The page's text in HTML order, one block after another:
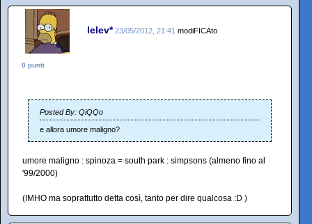
lelev* 23/05/2012, 21:41 modiFICAto
0 punti
Posted By: QiQQo
e allora umore maligno?
umore maligno : spinoza = south park : simpsons (almeno fino al
'99/2000)
(IMHO ma soprattutto detta così, tanto per dire qualcosa :D )